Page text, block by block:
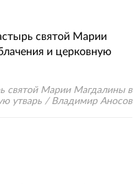
святой Марии Магдалины в
утварь / Владимир Аносов